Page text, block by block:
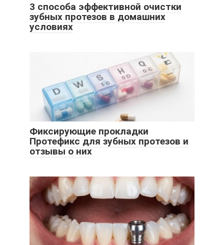
3 способа эффективной очистки
зубных протезов в домашних
условиях
Фиксирующие прокладки
Протефикс для зубных протезов и
отзывы о них